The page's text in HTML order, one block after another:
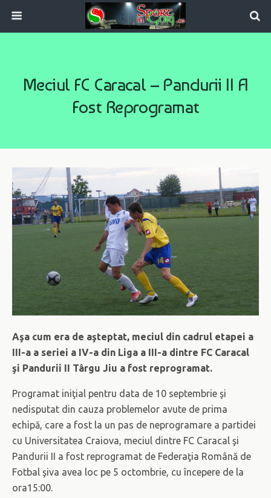
Meciul FC Caracal – Pandurii II A
Fost Reprogramat
Aşa cum era de aşteptat, meciul din cadrul etapei a
III-a a seriei a IV-a din Liga a III-a dintre FC Caracal
şi Pandurii II Târgu Jiu a fost reprogramat.
Programat iniţial pentru data de 10 septembrie şi
nedisputat din cauza problemelor avute de prima
echipă, care a fost la un pas de neprogramare a partidei
cu Universitatea Craiova, meciul dintre FC Caracal şi
Pandurii II a fost reprogramat de Federaţia Română de
Fotbal şiva avea loc pe 5 octombrie, cu începere de la
ora15:00.